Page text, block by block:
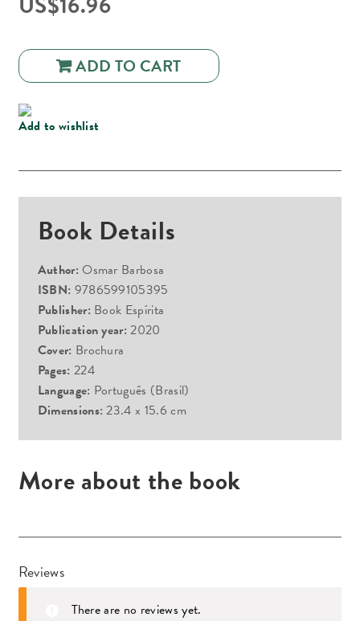
ADD TO CART
Add to wishlist
Book Details
Author: Osmar Barbosa
ISBN: 9786599105395
Publisher: Book Espírita
Publication year:2020
Cover: Brochura
Pages: 224
Language: Português (Brasil)
Dimensions:23.4 x 15.6 cm
More about the book
Reviews
There are no reviews yet.